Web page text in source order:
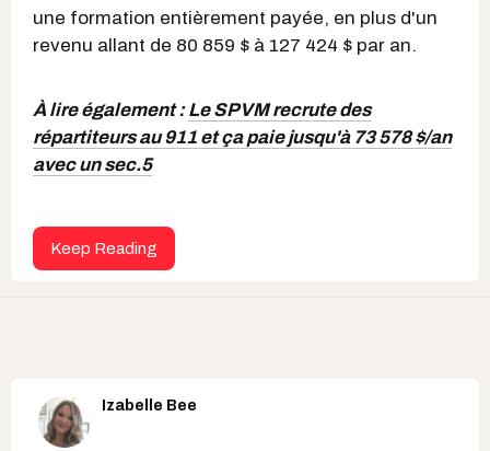
une formation entièrement payée, en plus d'un
revenu allant de 80 859 $ à 127 424 $ par an.
À lire également :Le SPVM recrute des
répartiteurs au 911 et ça paie jusqu'à 73 578 $/an
avec un sec.5
Keep Reading
Izabelle Bee